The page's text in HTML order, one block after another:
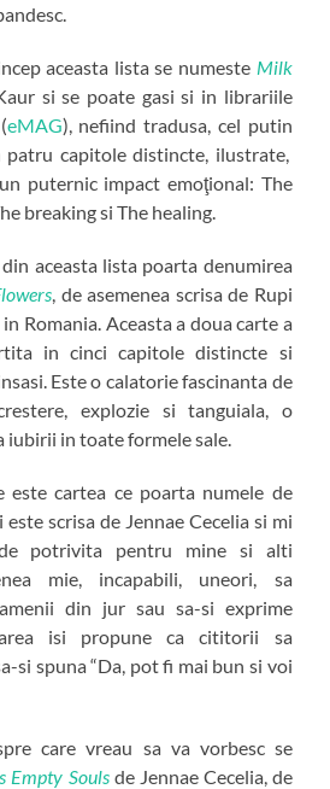
aceasta lista se numeste Milk
si se poate gasi si in librariile
eMAG), nefiind tradusa, cel putin
capitole distincte, ilustrate,
puternic impact emoţional: The
breaking si The healing.
aceasta lista poarta denumirea
, de asemenea scrisa de Rupi
Romania. Aceasta a doua carte a
in cinci capitole distincte si
Este o calatorie fascinanta de
explozie si tanguiala, o
iubirii in toate formele sale.
este cartea ce poarta numele de
este scrisa de Jennae Cecelia si mi
potrivita pentru mine si alti
mie, incapabili, uneori, sa
din jur sau sa-si exprime
isi propune ca cititorii sa
si spuna “Da, pot fi mai bun si voi
care vreau sa va vorbesc se
Empty Souls de Jennae Cecelia, de